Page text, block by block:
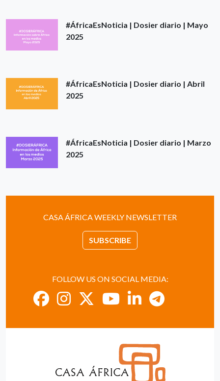
#ÁfricaEsNoticia | Dosier diario | Mayo
2025
#ÁfricaEsNoticia | Dosier diario | Abril
2025
#ÁfricaEsNoticia | Dosier diario | Marzo
2025
CASA ÁFRICA WEEKLY NEWSLETTER
SUBSCRIBE
FOLLOW US ON SOCIAL MEDIA: